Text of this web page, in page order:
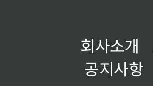
회사소개
공지사항